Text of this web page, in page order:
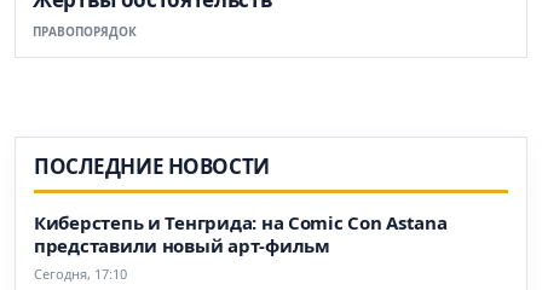
ПРАВОПОРЯДОК
ПОСЛЕДНИЕ НОВОСТИ
Киберстепь и Тенгрида: на Comic Con Astana
представили новый арт-фильм
Сегодня, 17:10